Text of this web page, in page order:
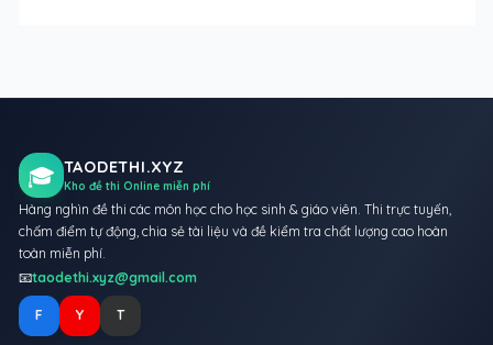
🎓 TAODETHI.XYZ
Kho đề thi Online miễn phí
Hàng nghìn đề thi các môn học cho học sinh & giáo viên. Thi trực tuyến,
chấm điểm tự động, chia sẻ tài liệu và đề kiểm tra chất lượng cao hoàn
toàn miễn phí.
📧taodethi.xyz@gmail.com
F Y T